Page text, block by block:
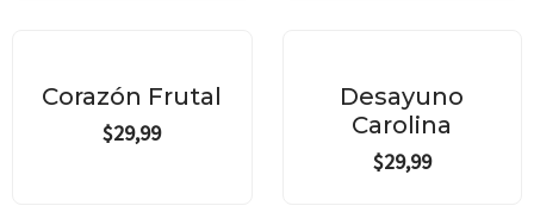
Corazón Frutal
$29,99
Desayuno
Carolina
$29,99